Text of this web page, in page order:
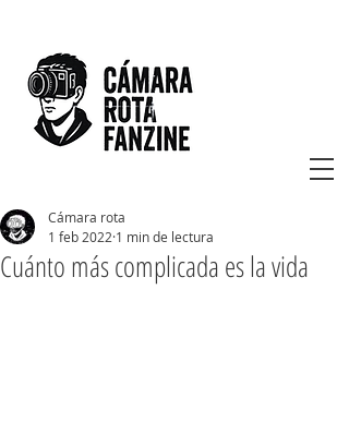
Cuánto más complicada es la vida
Cámara rota
1 feb 2022 1 min de lectura